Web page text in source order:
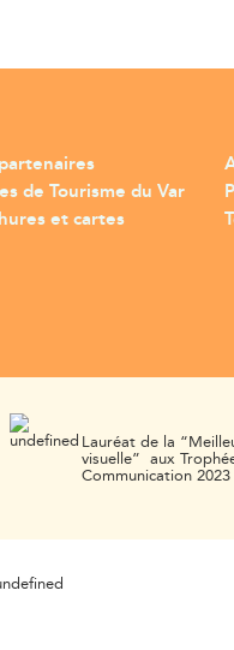
de Tourisme du Var
et cartes
Lauréat de la
visuelle” aux
Communication 2023